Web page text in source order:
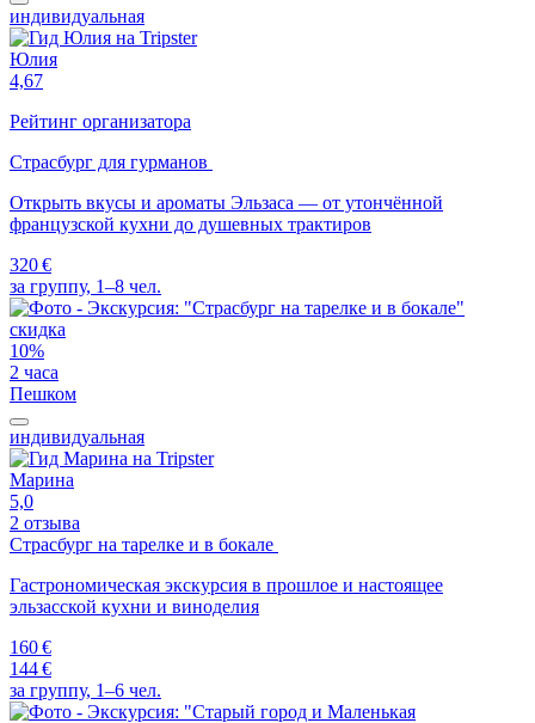
индивидуальная
Юлия
4,67
Рейтинг организатора
Страсбург для гурманов
Открыть вкусы и ароматы Эльзаса — от утончённой
французской кухни до душевных трактиров
320 €
за группу, 1–8 чел.
скидка
10%
2 часа
Пешком
индивидуальная
Марина
5,0
2 отзыва
Страсбург на тарелке и в бокале
Гастрономическая экскурсия в прошлое и настоящее
эльзасской кухни и виноделия
160 €
144 €
за группу, 1–6 чел.